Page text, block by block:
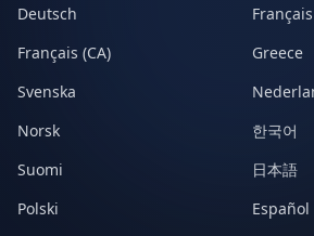
Deutsch
Français
Français (CA)
Greece
Svenska
Norsk
한국어
Suomi
日本語
Polski
Español